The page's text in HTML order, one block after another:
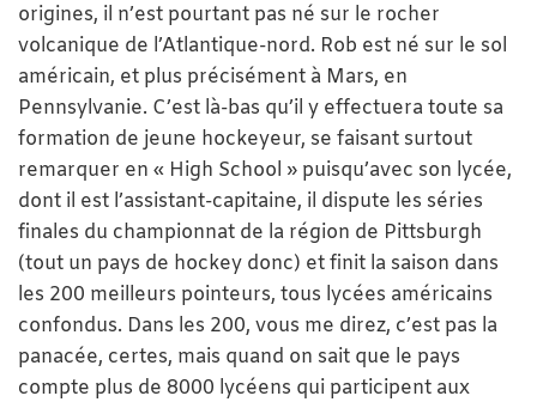
origines, il n’est pourtant pas né sur le rocher
volcanique de l’Atlantique-nord. Rob est né sur le sol
américain, et plus précisément à Mars, en
Pennsylvanie. C’est là-bas qu’il y effectuera toute sa
formation de jeune hockeyeur, se faisant surtout
remarquer en « High School » puisqu’avec son lycée,
dont il est l’assistant-capitaine, il dispute les séries
finales du championnat de la région de Pittsburgh
(tout un pays de hockey donc) et finit la saison dans
les 200 meilleurs pointeurs, tous lycées américains
confondus. Dans les 200, vous me direz, c’est pas la
panacée, certes, mais quand on sait que le pays
compte plus de 8000 lycéens qui participent aux